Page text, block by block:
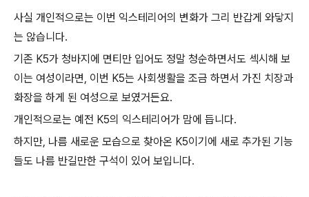
사실 개인적으로는 이번 익스테리어의 변화가 그리 반갑게 와닿지
는 않습니다.
기존 K5가 청바지에 면티만 입어도 정말 청순하면서도 섹시해 보
이는 여성이라면, 이번 K5는 사회생활을 조금 하면서 가진 치장과
화장을 하게 된 여성으로 보였거든요.
개인적으로는 예전 K5의 익스테리어가 맘에 듭니다.
하지만, 나름 새로운 모습으로 찾아온 K5이기에 새로 추가된 기능
들도 나름 반길만한 구석이 있어 보입니다.